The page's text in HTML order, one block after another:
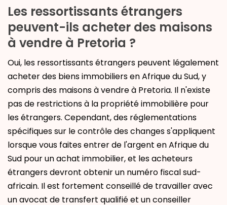
Les ressortissants étrangers
peuvent-ils acheter des maisons
à vendre à Pretoria ?
Oui, les ressortissants étrangers peuvent légalement
acheter des biens immobiliers en Afrique du Sud, y
compris des maisons à vendre à Pretoria. Il n'existe
pas de restrictions à la propriété immobilière pour
les étrangers. Cependant, des réglementations
spécifiques sur le contrôle des changes s'appliquent
lorsque vous faites entrer de l'argent en Afrique du
Sud pour un achat immobilier, et les acheteurs
étrangers devront obtenir un numéro fiscal sud-
africain. Il est fortement conseillé de travailler avec
un avocat de transfert qualifié et un conseiller